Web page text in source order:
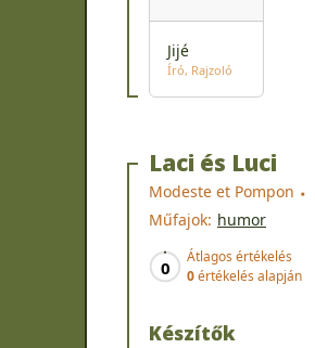
Jijé
Író Rajzoló
Laci és Luci
Modeste et Pompon
Műfajok: humor
0
Átlagos értékelés
0értékelés alapján
Készítők